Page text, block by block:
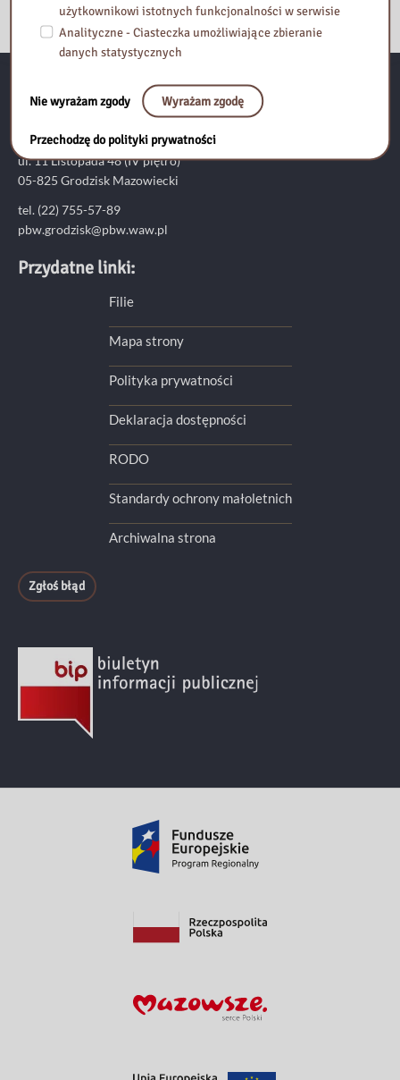
Pedagogiczna Biblioteka Wojewódzka im. KEN w Warszawie
Filia w Grodzisku Mazowieckim
ul. 11 Listopada 48 (IV piętro)
05-825 Grodzisk Mazowiecki
tel. (22) 755-57-89
pbw.grodzisk@pbw.waw.pl
Przydatne linki:
Filie
Mapa strony
Polityka prywatności
Deklaracja dostępności
RODO
Standardy ochrony małoletnich
Archiwalna strona
Zgłoś błąd
użytkownikowi istotnych funkcjonalności w serwisie
Analityczne - Ciasteczka umożliwiające zbieranie
danych statystycznych
Nie wyrażam zgody Wyrażam zgodę
Przechodzę do polityki prywatności